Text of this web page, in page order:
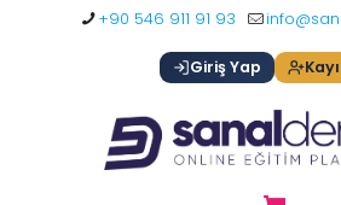
+90 546 911 91 93
Giriş Yap